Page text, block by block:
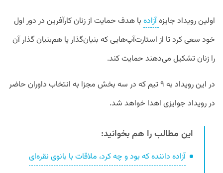
اولین رویداد جایزهآزاده با هدف حمایت از زنان کارآفرین در دور اول
خود سعی کرد تا از استارت‌آپ‌هایی که بنیان‌گذار یا هم‌بنیان گذار آن
را زنان تشکیل می‌دهند حمایت کند.
در این رویداد به ۹ تیم که در سه بخش مجزا به انتخاب داوران حاضر
در رویداد جوایزی اهدا خواهد شد.
این مطالب را هم بخوانید:
آزاده داننده که بود و چه کرد، ملاقات با بانوی نقره‌ای